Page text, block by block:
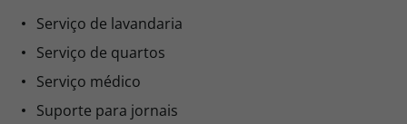
Serviço de lavandaria
Serviço de quartos
Serviço médico
Suporte para jornais